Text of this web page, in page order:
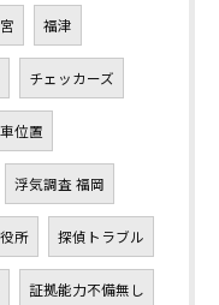
福津
チェッカーズ
位置
浮気調査 福岡
所 探偵トラブル
証拠能力不備無し